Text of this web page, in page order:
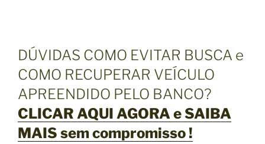
DÚVIDAS COMO EVITAR BUSCA e
COMO RECUPERAR VEÍCULO
APREENDIDO PELO BANCO?
CLICAR AQUI AGORA e SAIBA
MAIS sem compromisso !